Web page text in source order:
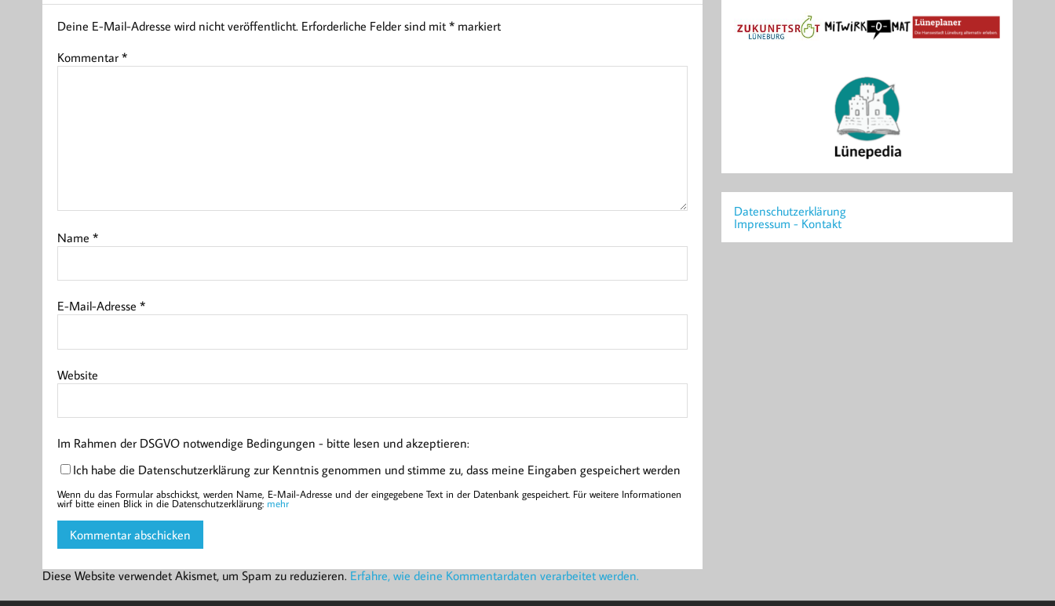
Deine E-Mail-Adresse wird nicht veröffentlicht. Erforderliche Felder sind mit *markiert
Kommentar *
Name *
E-Mail-Adresse *
Website
Im Rahmen der DSGVO notwendige Bedingungen - bitte lesen und akzeptieren:
Ich habe die Datenschutzerklärung zur Kenntnis genommen und stimme zu, dass meine Eingaben gespeichert werden
Wenn du das Formular abschickst, werden Name, E-Mail-Adresse und der eingegebene Text in der Datenbank gespeichert. Für weitere Informationen
wirf bitte einen Blick in die Datenschutzerklärung: mehr
Diese Website verwendet Akismet, um Spam zu reduzieren. Erfahre, wie deine Kommentardaten verarbeitet werden.
Datenschutzerklärung
Impressum - Kontakt